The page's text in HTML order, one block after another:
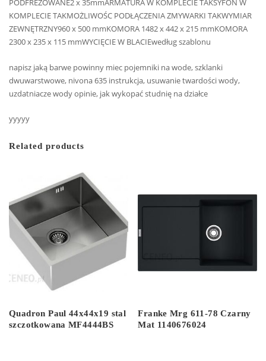
PODFREZOWANE2 x 35mmARMATURA W KOMPLECIE TAKSYFON W
KOMPLECIE TAKMOŻLIWOŚC PODŁĄCZENIA ZMYWARKI TAKWYMIAR
ZEWNĘTRZNY960 x 500 mmKOMORA 1482 x 442 x 215 mmKOMORA
2300 x 235 x 115 mmWYCIĘCIE W BLACIEwedług szablonu
napisz jaką barwe powinny miec pojemniki na wode, szklanki
dwuwarstwowe, nivona 635 instrukcja, usuwanie twardości wody,
uzdatniacze wody opinie, jak wykopać studnię na działce
yyyyy
Related products
Quadron Paul 44x44x19 stal
szczotkowana MF4444BS
Franke Mrg 611-78 Czarny
Mat 1140676024